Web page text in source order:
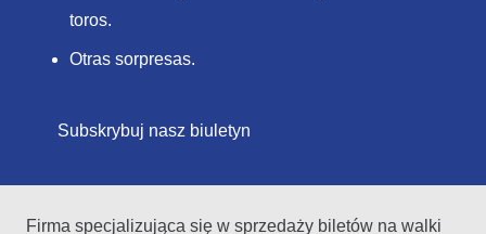
toros.
Otras sorpresas.
Subskrybuj nasz biuletyn
Firma specjalizująca się w sprzedaży biletów na walki